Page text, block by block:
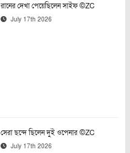
রানের দেখা পেয়েছিলেন সাইফ ©ZC
July 17th 2026
সেরা ছন্দে ছিলেন দুই ওপেনার ©ZC
July 17th 2026